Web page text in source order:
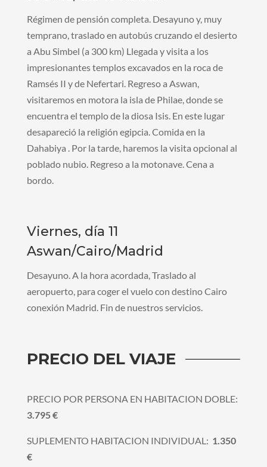
Régimen de pensión completa. Desayuno y, muy
temprano, traslado en autobús cruzando el desierto
a Abu Simbel (a 300 km) Llegada y visita a los
impresionantes templos excavados en la roca de
Ramsés II y de Nefertari. Regreso a Aswan,
visitaremos en motora la isla de Philae, donde se
encuentra el templo de la diosa Isis. En este lugar
desapareció la religión egipcia. Comida en la
Dahabiya . Por la tarde, haremos la visita opcional al
poblado nubio. Regreso a la motonave. Cena a
bordo.
Viernes, día 11
Aswan/Cairo/Madrid
Desayuno. A la hora acordada, Traslado al
aeropuerto, para coger el vuelo con destino Cairo
conexión Madrid. Fin de nuestros servicios.
PRECIO DEL VIAJE
PRECIO POR PERSONA EN HABITACION DOBLE:
3.795 €
SUPLEMENTO HABITACION INDIVIDUAL: 1.350
€